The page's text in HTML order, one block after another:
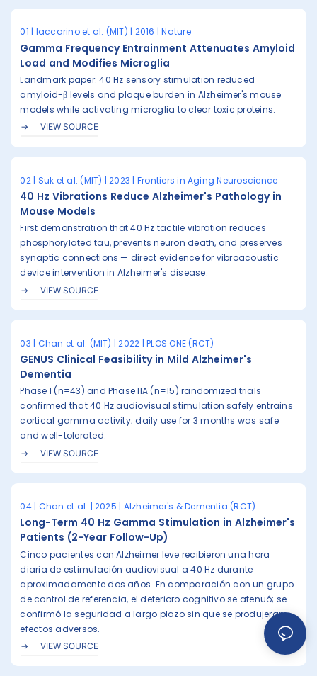
01 | Iaccarino et al. (MIT) | 2016 | Nature
Gamma Frequency Entrainment Attenuates Amyloid
Load and Modifies Microglia
Landmark paper: 40 Hz sensory stimulation reduced
amyloid-β levels and plaque burden in Alzheimer's mouse
models while activating microglia to clear toxic proteins.
VIEW SOURCE
02 | Suk et al. (MIT) | 2023 | Frontiers in Aging Neuroscience
40 Hz Vibrations Reduce Alzheimer's Pathology in
Mouse Models
First demonstration that 40 Hz tactile vibration reduces
phosphorylated tau, prevents neuron death, and preserves
synaptic connections — direct evidence for vibroacoustic
device intervention in Alzheimer's disease.
VIEW SOURCE
03 | Chan et al. (MIT) | 2022 | PLOS ONE (RCT)
GENUS Clinical Feasibility in Mild Alzheimer's
Dementia
Phase I (n=43) and Phase IIA (n=15) randomized trials
confirmed that 40 Hz audiovisual stimulation safely entrains
cortical gamma activity; daily use for 3 months was safe
and well-tolerated.
VIEW SOURCE
04 | Chan et al. | 2025 | Alzheimer's & Dementia (RCT)
Long-Term 40 Hz Gamma Stimulation in Alzheimer's
Patients (2-Year Follow-Up)
Cinco pacientes con Alzheimer leve recibieron una hora
diaria de estimulación audiovisual a 40 Hz durante
aproximadamente dos años. En comparación con un grupo
de control de referencia, el deterioro cognitivo se atenuó; se
confirmó la seguridad a largo plazo sin que se produjeran
efectos adversos.
VIEW SOURCE